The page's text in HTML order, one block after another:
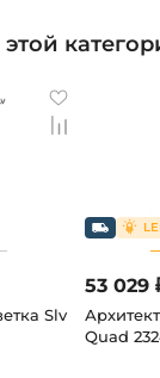
Slv
53 029
Quad